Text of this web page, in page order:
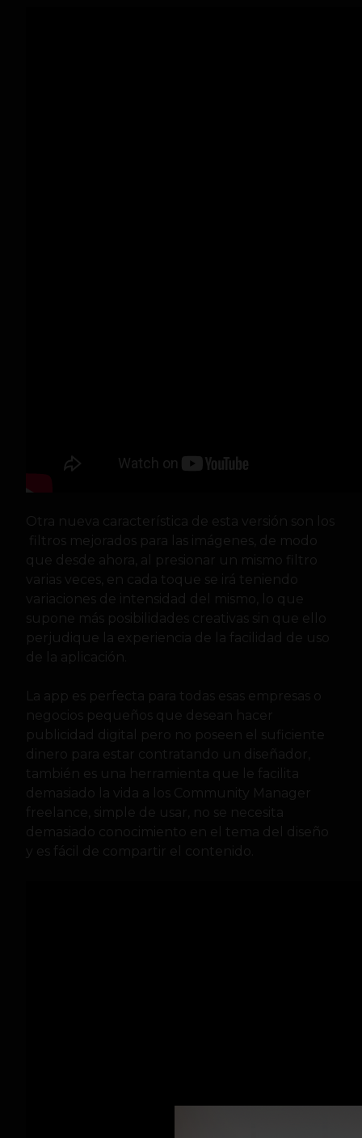
Otra nueva característica de esta versión son los
filtros mejorados para las imágenes, de modo
que desde ahora, al presionar un mismo filtro
varias veces, en cada toque se irá teniendo
variaciones de intensidad del mismo, lo que
supone más posibilidades creativas sin que ello
perjudique la experiencia de la facilidad de uso
de la aplicación.
La app es perfecta para todas esas empresas o
negocios pequeños que desean hacer
publicidad digital pero no poseen el suficiente
dinero para estar contratando un diseñador,
también es una herramienta que le facilita
demasiado la vida a los Community Manager
freelance, simple de usar, no se necesita
demasiado conocimiento en el tema del diseño
y es fácil de compartir el contenido.